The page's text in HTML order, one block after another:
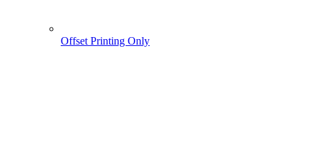
Offset Printing Only